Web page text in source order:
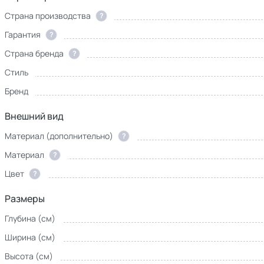
Страна производства ?
Гарантия
?
Страна бренда
?
Стиль
Бренд
Внешний вид
Материал (дополнительно) ?
Материал
?
Цвет
?
Размеры
Глубина (см)
Ширина (см)
Высота (см)